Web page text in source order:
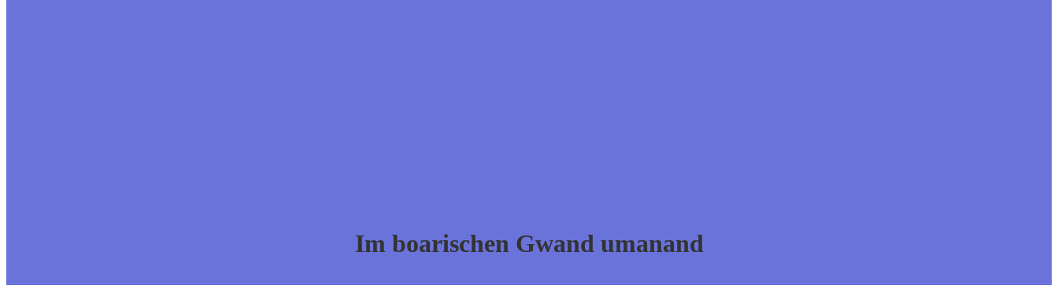
Im boarischen Gwand umanand